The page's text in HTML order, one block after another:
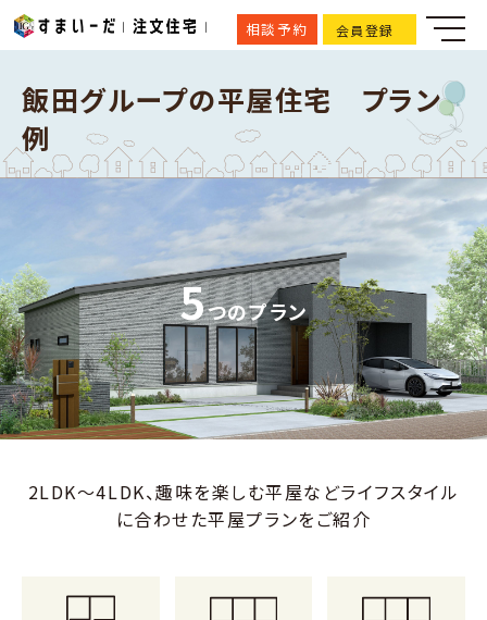
相談予約 会員登録
飯田グループの平屋住宅 プラン
例
5つのプラン
2LDK～4LDK、趣味を楽しむ平屋などライフスタイル
に合わせた平屋プランをご紹介